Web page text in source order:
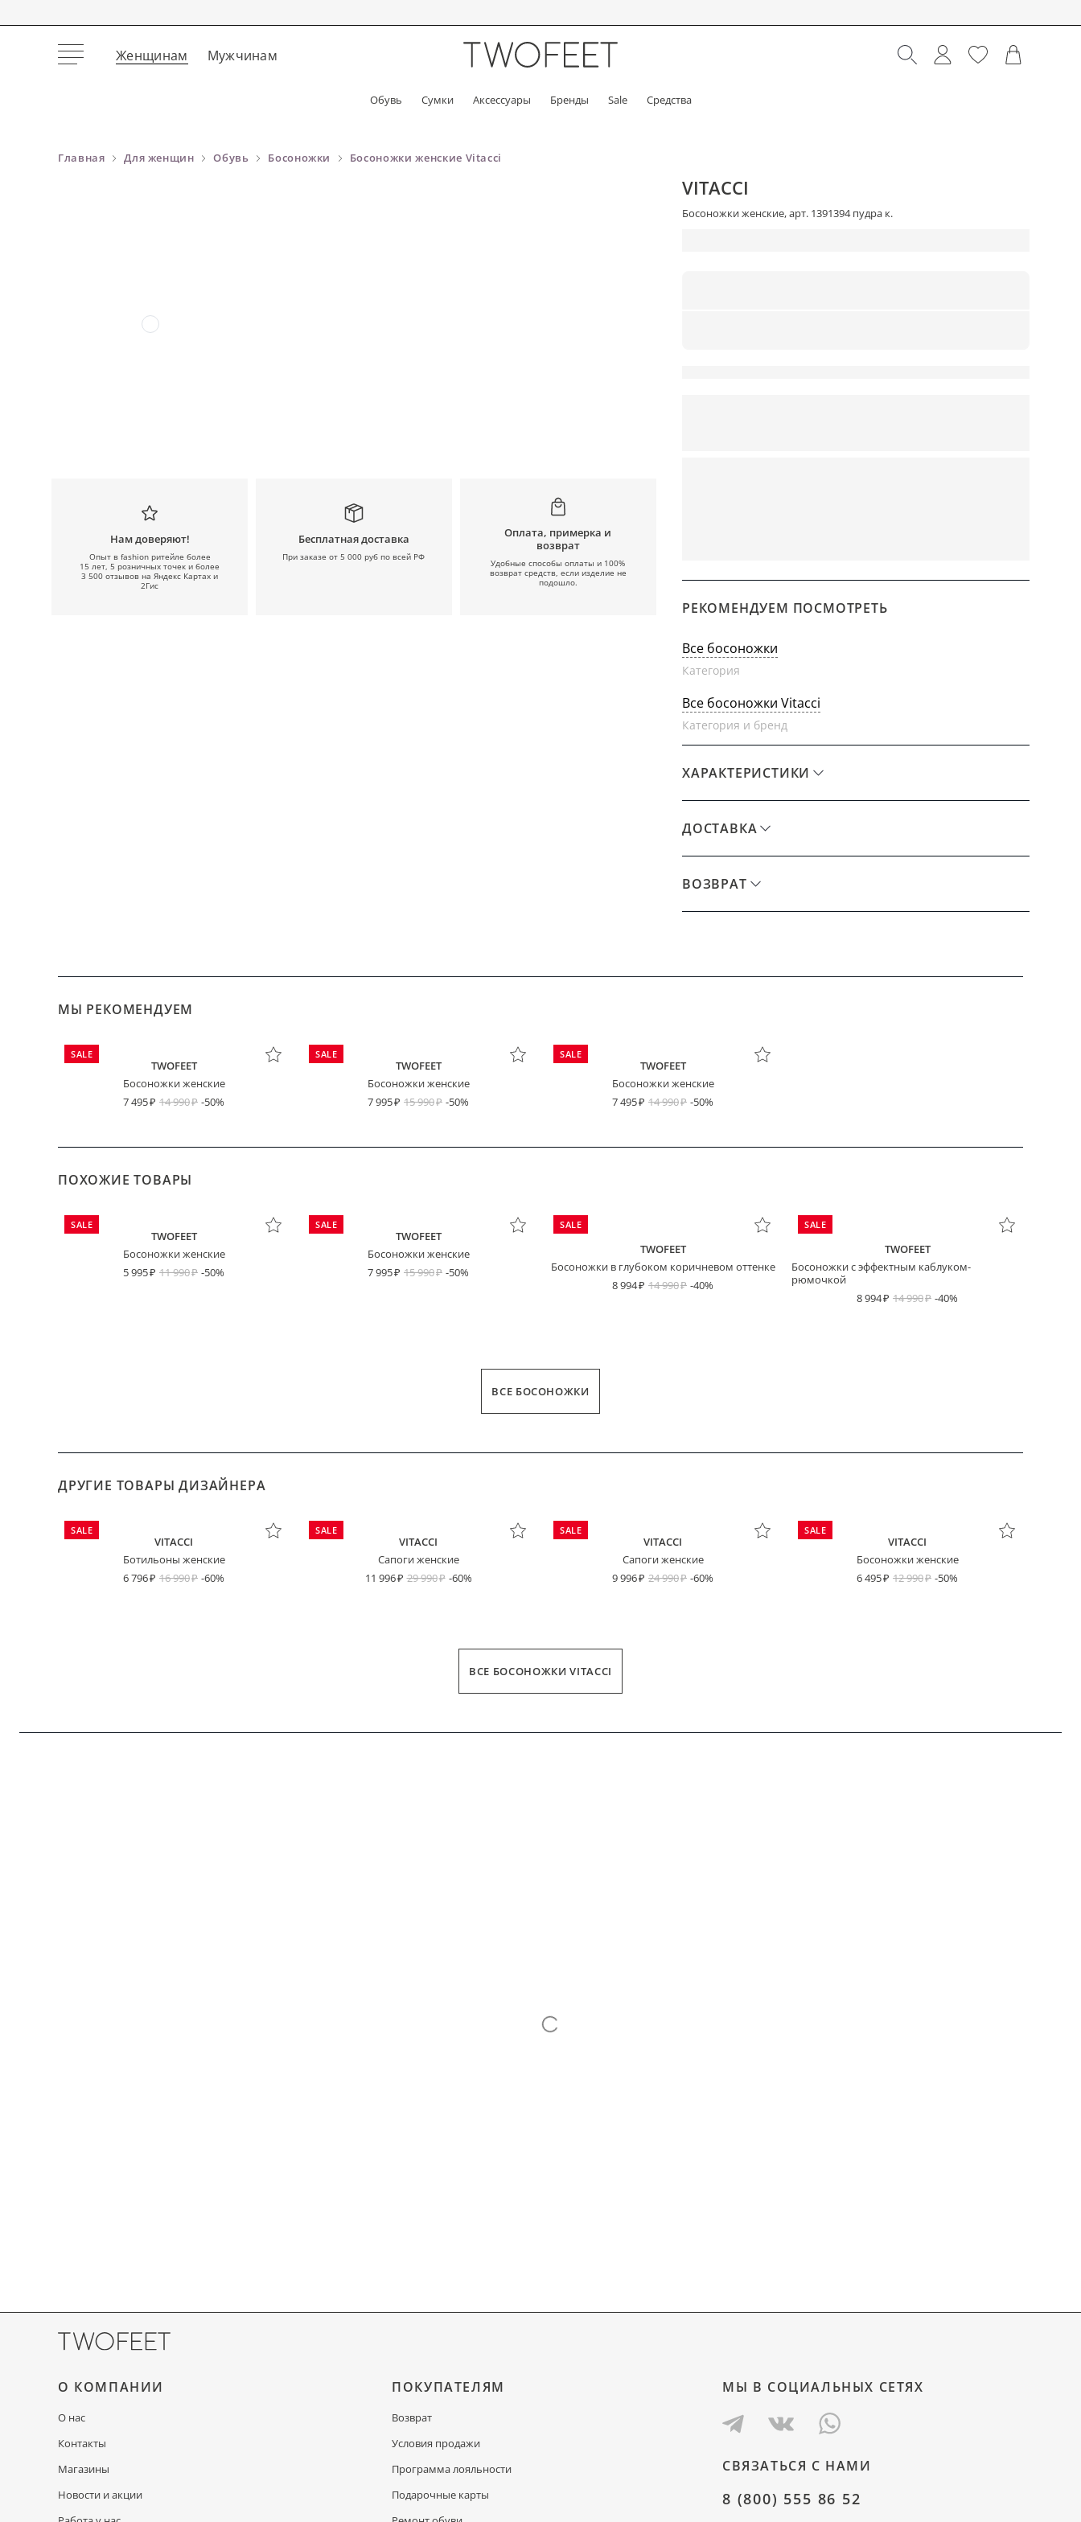
Женщинам Мужчинам
Обувь Сумки Аксессуары Бренды Sale Средства
Главная Для женщин Обувь Босоножки Босоножки женские Vitacci
Нам доверяют!
Опыт в fashion ритейле более
15 лет, 5 розничных точек и более
3 500 отзывов на Яндекс Картах и
2Гис
Бесплатная доставка
При заказе от 5 000 руб по всей РФ
Оплата, примерка и
возврат
Удобные способы оплаты и 100%
возврат средств, если изделие не
подошло.
VITACCI
Босоножки женские, арт. 1391394 пудра к.
РЕКОМЕНДУЕМ ПОСМОТРЕТЬ
Все босоножки
Категория
Все босоножки Vitacci
Категория и бренд
ХАРАКТЕРИСТИКИ
ДОСТАВКА
ВОЗВРАТ
МЫ РЕКОМЕНДУЕМ
SALE
TWOFEET
Босоножки женские
7 495
14 990 -50%
SALE
TWOFEET
Босоножки женские
7 995
15 990 -50%
SALE
TWOFEET
Босоножки женские
7 495
14 990 -50%
ПОХОЖИЕ ТОВАРЫ
SALE
TWOFEET
Босоножки женские
5 995
11 990 -50%
SALE
TWOFEET
Босоножки женские
7 995
15 990 -50%
SALE
TWOFEET
Босоножки в глубоком коричневом оттенке
8 994
14 990 -40%
SALE
TWOFEET
Босоножки с эффектным каблуком-
рюмочкой
8 994
14 990 -40%
ВСЕ БОСОНОЖКИ
ДРУГИЕ ТОВАРЫ ДИЗАЙНЕРА
SALE
VITACCI
Ботильоны женские
6 796
16 990 -60%
SALE
VITACCI
Сапоги женские
11 996
29 990 -60%
SALE
VITACCI
Сапоги женские
9 996
24 990 -60%
SALE
VITACCI
Босоножки женские
6 495
12 990 -50%
ВСЕ БОСОНОЖКИ VITACCI
О КОМПАНИИ
О нас
Контакты
Магазины
Новости и акции
ПОКУПАТЕЛЯМ
Возврат
Условия продажи
Программа лояльности
Подарочные карты
МЫ В СОЦИАЛЬНЫХ СЕТЯХ
СВЯЗАТЬСЯ С НАМИ
8 (800) 555 86 52